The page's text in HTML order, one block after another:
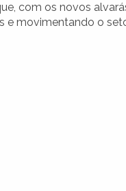
com os novos
e movimentando o